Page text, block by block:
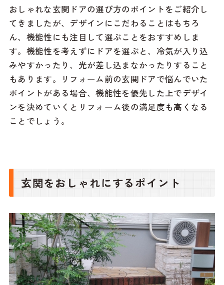
おしゃれな玄関ドアの選び方のポイントをご紹介し
てきましたが、デザインにこだわることはもちろ
ん、機能性にも注目して選ぶことをおすすめしま
す。機能性を考えずにドアを選ぶと、冷気が入り込
みやすかったり、光が差し込まなかったりすること
もあります。リフォーム前の玄関ドアで悩んでいた
ポイントがある場合、機能性を優先した上でデザイ
ンを決めていくとリフォーム後の満足度も高くなる
ことでしょう。
玄関をおしゃれにするポイント